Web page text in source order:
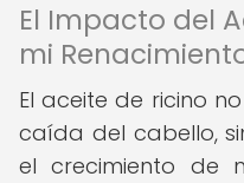
El Impacto del
mi
El aceite de ricino
caída del cabello,
el crecimiento de